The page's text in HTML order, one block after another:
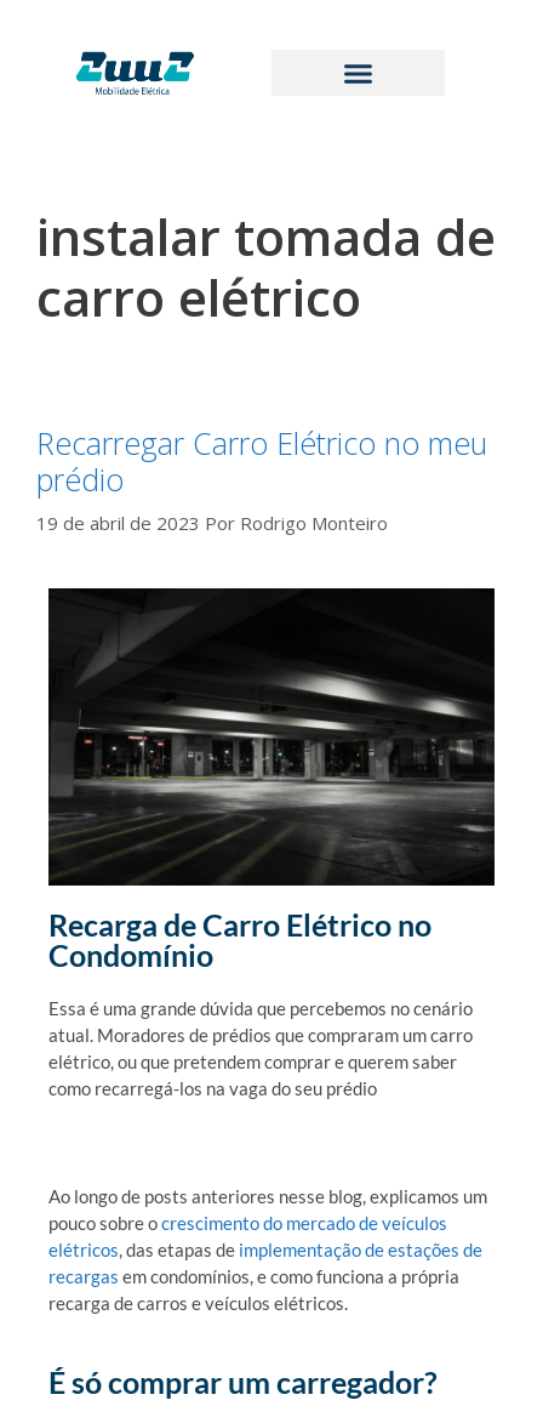
instalar tomada de
carro elétrico
Recarregar Carro Elétrico no meu
prédio
19 de abril de 2023 Por Rodrigo Monteiro
Recarga de Carro Elétrico no
Condomínio
Essa é uma grande dúvida que percebemos no cenário
atual. Moradores de prédios que compraram um carro
elétrico, ou que pretendem comprar e querem saber
como recarregá-los na vaga do seu prédio
Ao longo de posts anteriores nesse blog, explicamos um
pouco sobre ocrescimento do mercado de veículos
elétricos, das etapas de implementação de estações de
recargas em condomínios, e como funciona a própria
recarga de carros e veículos elétricos.
É só comprar um carregador?